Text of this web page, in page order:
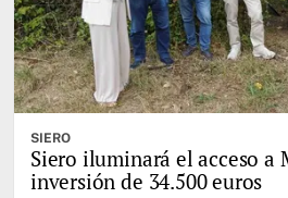
SIERO
Siero iluminará el acceso a
inversión de 34.500 euros